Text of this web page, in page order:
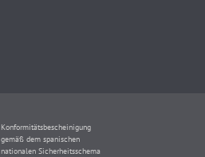
Konformitätsbescheinigung
gemäß dem spanischen
nationalen Sicherheitsschema